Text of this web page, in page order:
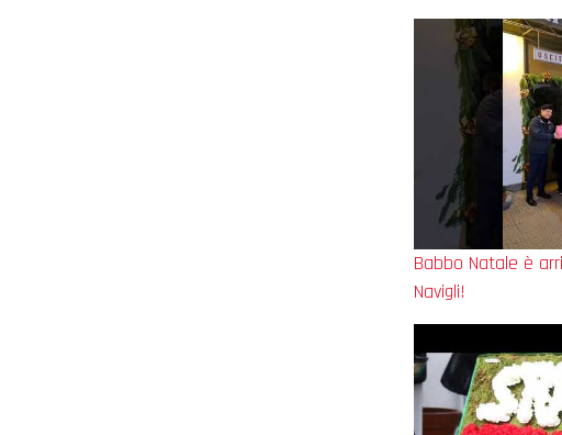
Babbo Natale è
Navigli!